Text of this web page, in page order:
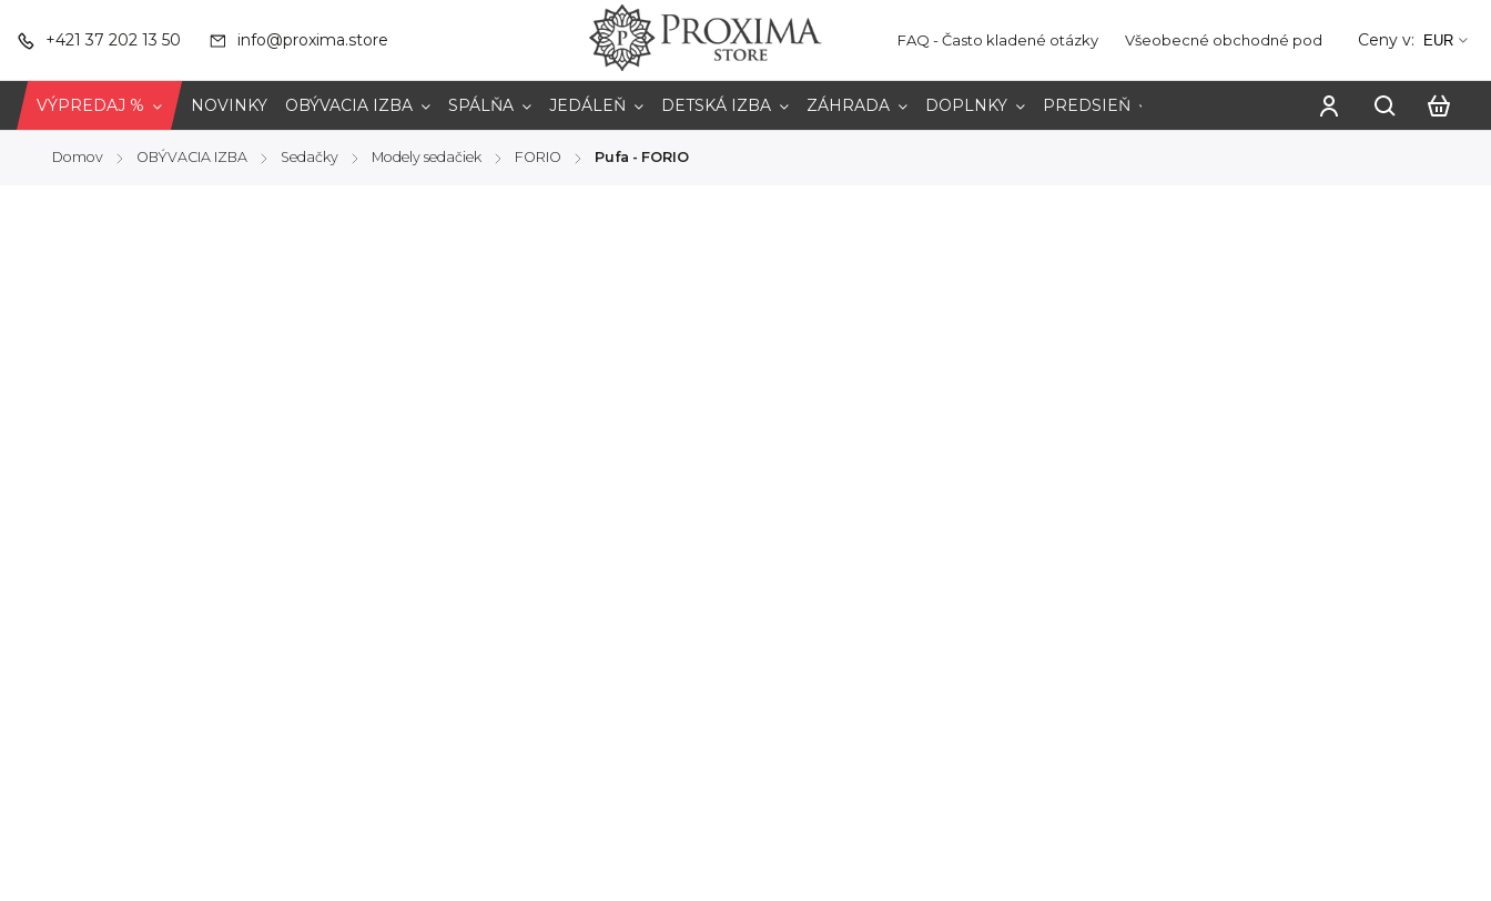
+421 37 202 13 50 info@proxima.store FAQ - Často kladené otázky Všeobecné obchodné podmienky Ochrana
Ceny v: EUR
VÝPREDAJ % NOVINKY OBÝVACIA IZBA SPÁLŇA JEDÁLEŇ DETSKÁ IZBA ZÁHRADA DOPLNKY PREDSIEŇ
Domov / OBÝVACIA IZBA / Sedačky / Modely sedačiek / FORIO / Pufa - FORIO